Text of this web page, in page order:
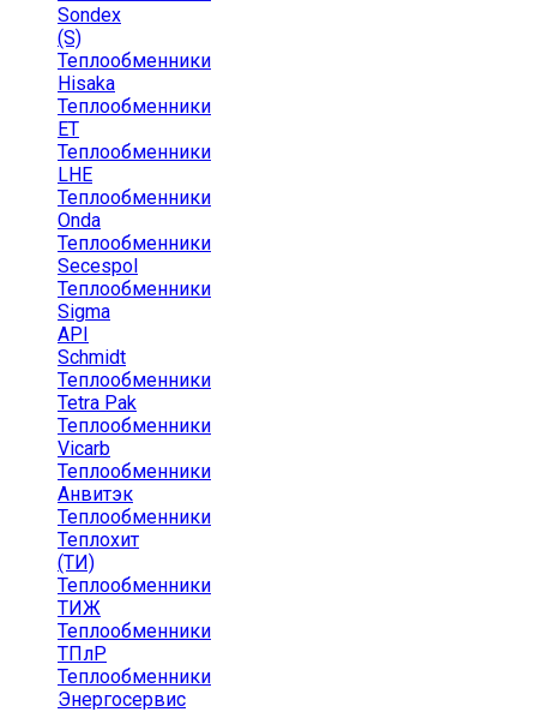
Sondex
(S)
Теплообменники
Hisaka
Теплообменники
ЕТ
Теплообменники
LHE
Теплообменники
Onda
Теплообменники
Secespol
Теплообменники
Sigma
API
Schmidt
Теплообменники
Tetra Pak
Теплообменники
Vicarb
Теплообменники
Анвитэк
Теплообменники
Теплохит
(ТИ)
Теплообменники
ТИЖ
Теплообменники
ТПлР
Теплообменники
Энергосервис